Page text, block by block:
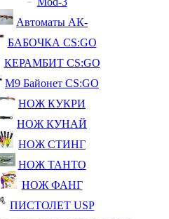
Автоматы АК-
БАБОЧКА CS:GO
КЕРАМБИТ CS:GO
М9 Байонет CS:GO
НОЖ КУКРИ
НОЖ КУНАЙ
НОЖ СТИНГ
НОЖ ТАНТО
НОЖ ФАНГ
ПИСТОЛЕТ USP